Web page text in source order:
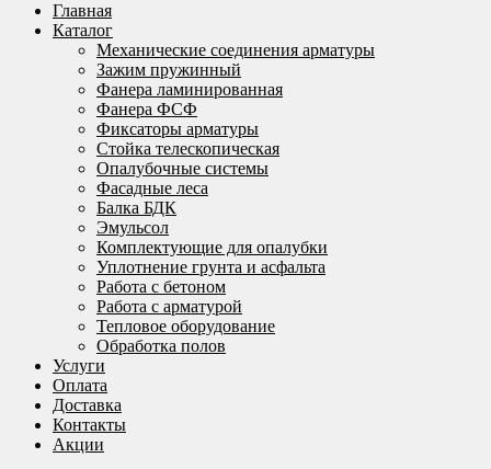
Главная
Каталог
Механические соединения арматуры
Зажим пружинный
Фанера ламинированная
Фанера ФСФ
Фиксаторы арматуры
Стойка телескопическая
Опалубочные системы
Фасадные леса
Балка БДК
Эмульсол
Комплектующие для опалубки
Уплотнение грунта и асфальта
Работа с бетоном
Работа с арматурой
Тепловое оборудование
Обработка полов
Услуги
Оплата
Доставка
Контакты
Акции